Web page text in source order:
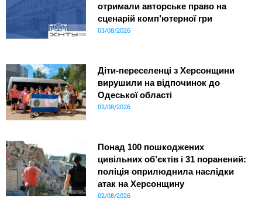
отримали авторське право на
сценарій комп’ютерної гри
03/08/2026
Діти-переселенці з Херсонщини
вирушили на відпочинок до
Одеської області
02/08/2026
Понад 100 пошкоджених
цивільних об’єктів і 31 поранений:
поліція оприлюднила наслідки
атак на Херсонщину
02/08/2026